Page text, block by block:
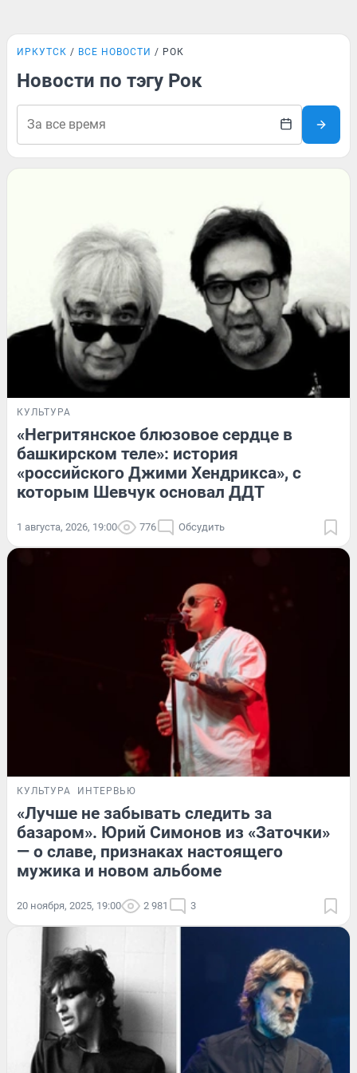
ИРКУТСК ВСЕ НОВОСТИ РОК
Новости по тэгу Рок
КУЛЬТУРА
«Негритянское блюзовое сердце в
башкирском теле»: история
«российского Джими Хендрикса», с
которым Шевчук основал ДДТ
1 августа, 2026, 19:00 776 Обсудить
КУЛЬТУРА ИНТЕРВЬЮ
«Лучше не забывать следить за
базаром». Юрий Симонов из «Заточки»
— о славе, признаках настоящего
мужика и новом альбоме
20 ноября, 2025, 19:00 2 981 3